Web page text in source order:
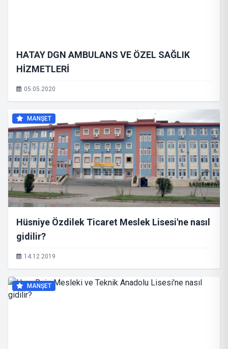
HATAY DGN AMBULANS VE ÖZEL SAĞLIK
HİZMETLERİ
05.05.2020
MANŞET
Hüsniye Özdilek Ticaret Meslek Lisesi'ne nasıl
gidilir?
14.12.2019
MANŞET